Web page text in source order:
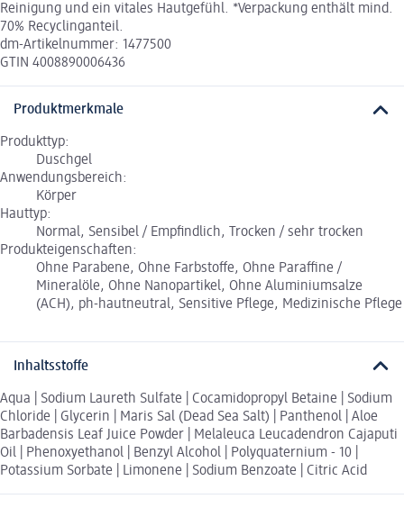
Reinigung und ein vitales Hautgefühl. *Verpackung enthält mind.
70% Recyclinganteil.
dm-Artikelnummer: 1477500
GTIN 4008890006436
Produktmerkmale
Produkttyp:
Duschgel
Anwendungsbereich:
Körper
Hauttyp:
Normal, Sensibel / Empfindlich, Trocken / sehr trocken
Produkteigenschaften:
Ohne Parabene, Ohne Farbstoffe, Ohne Paraffine /
Mineralöle, Ohne Nanopartikel, Ohne Aluminiumsalze
(ACH), ph-hautneutral, Sensitive Pflege, Medizinische Pflege
Inhaltsstoffe
Aqua | Sodium Laureth Sulfate | Cocamidopropyl Betaine | Sodium
Chloride | Glycerin | Maris Sal (Dead Sea Salt) | Panthenol | Aloe
Barbadensis Leaf Juice Powder | Melaleuca Leucadendron Cajaputi
Oil | Phenoxyethanol | Benzyl Alcohol | Polyquaternium - 10 |
Potassium Sorbate | Limonene | Sodium Benzoate | Citric Acid